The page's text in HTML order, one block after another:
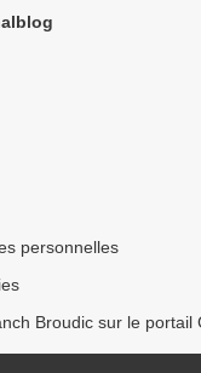
personnelles
Broudic sur le portail